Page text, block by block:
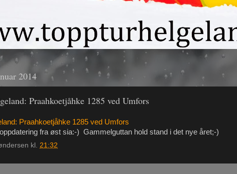
2014
Praahkoetjåhke 1285 ved Umfors
Praahkoetjåhke 1285 ved Umfors
fra øst sia:-) Gammelguttan hold stand i det nye året;-)
kl. 21:32